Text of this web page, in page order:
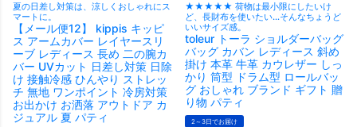
夏の日差し対策は、涼しくおしゃれにス
マートに。
【メール便12】 kippis キッピ
ス アームカバー レイヤースリ
ーブ レディース 長め 二の腕カ
バー UVカット 日差し対策 日除
け 接触冷感 ひんやり ストレッ
チ 無地 ワンポイント 冷房対策
お出かけ お洒落 アウトドア カ
ジュアル 夏 パティ
★★★★★ 荷物は最小限にしたいけ
ど、長財布を使いたい…そんなちょうど
いいサイズ感。
toleur トーラ ショルダーバッグ
バッグ カバン レディース 斜め
掛け 本革 牛革 カウレザー しっ
かり 筒型 ドラム型 ロールバッ
グ おしゃれ ブランド ギフト 贈
り物 パティ
2～3日でお届け